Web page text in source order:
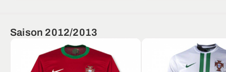
Saison 2012/2013